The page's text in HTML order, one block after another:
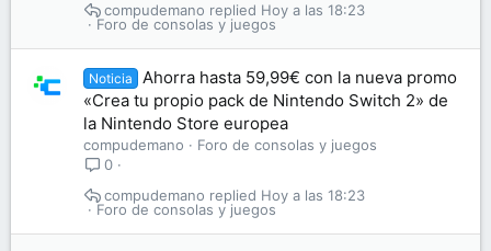
Foro de consolas y juegos
Hoy a las 18:23
compudemano
Noticia
Ahorra hasta 59,99€ con la nueva promo
«Crea tu propio pack de Nintendo Switch 2» de
la Nintendo Store europea
compudemano
Foro de consolas y juegos
0
Foro de consolas y juegos
Hoy a las 18:23
compudemano